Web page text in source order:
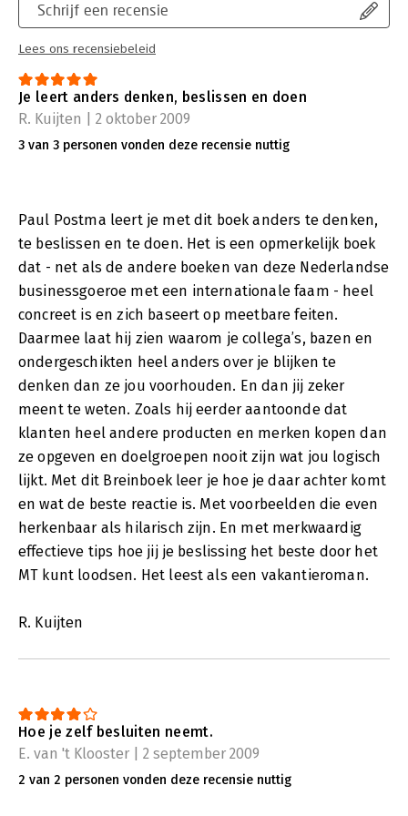
Schrijf een recensie
Lees ons recensiebeleid
Je leert anders denken, beslissen en doen
R. Kuijten | 2 oktober 2009
3 van 3 personen vonden deze recensie nuttig
Paul Postma leert je met dit boek anders te denken,
te beslissen en te doen. Het is een opmerkelijk boek
dat - net als de andere boeken van deze Nederlandse
businessgoeroe met een internationale faam - heel
concreet is en zich baseert op meetbare feiten.
Daarmee laat hij zien waarom je collega’s, bazen en
ondergeschikten heel anders over je blijken te
denken dan ze jou voorhouden. En dan jij zeker
meent te weten. Zoals hij eerder aantoonde dat
klanten heel andere producten en merken kopen dan
ze opgeven en doelgroepen nooit zijn wat jou logisch
lijkt. Met dit Breinboek leer je hoe je daar achter komt
en wat de beste reactie is. Met voorbeelden die even
herkenbaar als hilarisch zijn. En met merkwaardig
effectieve tips hoe jij je beslissing het beste door het
MT kunt loodsen. Het leest als een vakantieroman.
R. Kuijten
Hoe je zelf besluiten neemt.
E. van 't Klooster | 2 september 2009
2 van 2 personen vonden deze recensie nuttig